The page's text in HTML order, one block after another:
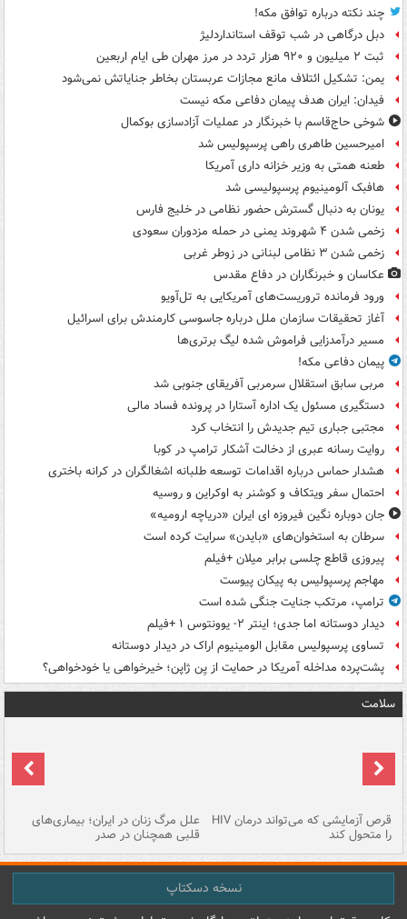
چند نکته درباره توافق مکه!
دبل درگاهی در شب توقف استانداردلیژ
ثبت ۲ میلیون و ۹۲۰ هزار تردد در مرز مهران طی ایام اربعین
یمن: تشکیل ائتلاف مانع مجازات عربستان بخاطر جنایاتش نمی‌شود
فیدان: ایران هدف پیمان دفاعی مکه نیست
شوخی حاج‌قاسم با خبرنگار در عملیات آزادسازی بوکمال
امیرحسین طاهری راهی پرسپولیس شد
طعنه همتی به وزیر خزانه داری آمریکا
هافبک آلومینیوم پرسپولیسی شد
یونان به دنبال گسترش حضور نظامی در خلیج فارس
زخمی شدن ۴ شهروند یمنی در حمله مزدوران سعودی
زخمی شدن ۳ نظامی لبنانی در زوطر غربی
عکاسان و خبرنگاران در دفاع مقدس
ورود فرمانده تروریست‌های آمریکایی به تل‌آویو
آغاز تحقیقات سازمان ملل درباره جاسوسی کارمندش برای اسرائیل
مسیر درآمدزایی فراموش شده لیگ برتری‌ها
پیمان دفاعی مکه!
مربی سابق استقلال سرمربی آفریقای جنوبی شد
دستگیری مسئول یک اداره آستارا در پرونده فساد مالی
مجتبی جباری تیم جدیدش را انتخاب کرد
روایت رسانه عبری از دخالت آشکار ترامپ در کوبا
هشدار حماس درباره اقدامات توسعه طلبانه اشغالگران در کرانه باختری
احتمال سفر ویتکاف و کوشنر به اوکراین و روسیه
جان دوباره نگین فیروزه ای ایران «دریاچه ارومیه»
سرطان به استخوان‌های «بایدن» سرایت کرده است
پیروزی قاطع چلسی برابر میلان +فیلم
مهاجم پرسپولیس به پیکان پیوست
ترامپ، مرتکب جنایت جنگی شده است
دیدار دوستانه اما جدی؛ اینتر ۲- یوونتوس ۱ +فیلم
تساوی پرسپولیس مقابل الومینیوم اراک در دیدار دوستانه
پشت‌پرده مداخله آمریکا در حمایت از یِن ژاپن؛ خیرخواهی یا خودخواهی؟
سلامت
قرص آزمایشی که می‌تواند درمان HIV
را متحول کند
علل مرگ زنان در ایران؛ بیماری‌های
قلبی همچنان در صدر
نسخه دسکتاپ